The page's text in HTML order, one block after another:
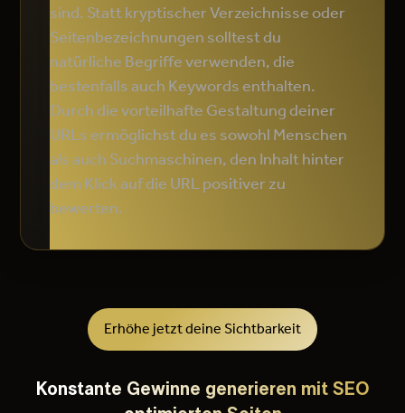
sind. Statt kryptischer Verzeichnisse oder
Seitenbezeichnungen solltest du
natürliche Begriffe verwenden, die
bestenfalls auch Keywords enthalten.
Durch die vorteilhafte Gestaltung deiner
URLs ermöglichst du es sowohl Menschen
als auch Suchmaschinen, den Inhalt hinter
dem Klick auf die URL positiver zu
bewerten.
Erhöhe jetzt deine Sichtbarkeit
Konstante Gewinne generieren mit SEO